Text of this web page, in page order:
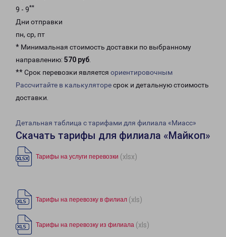
9 - 9**
Дни отправки
пн, ср, пт
* Минимальная стоимость доставки по выбранному
направлению: 570 руб.
** Срок перевозки является ориентировочным
Рассчитайте в калькуляторесрок и детальную стоимость
доставки.
Детальная таблица с тарифами для филиала «Миасс»
Скачать тарифы для филиала «Майкоп»
Тарифы на услуги перевозки (xlsx)
Тарифы на перевозку в филиал (xls)
Тарифы на перевозку из филиала (xls)